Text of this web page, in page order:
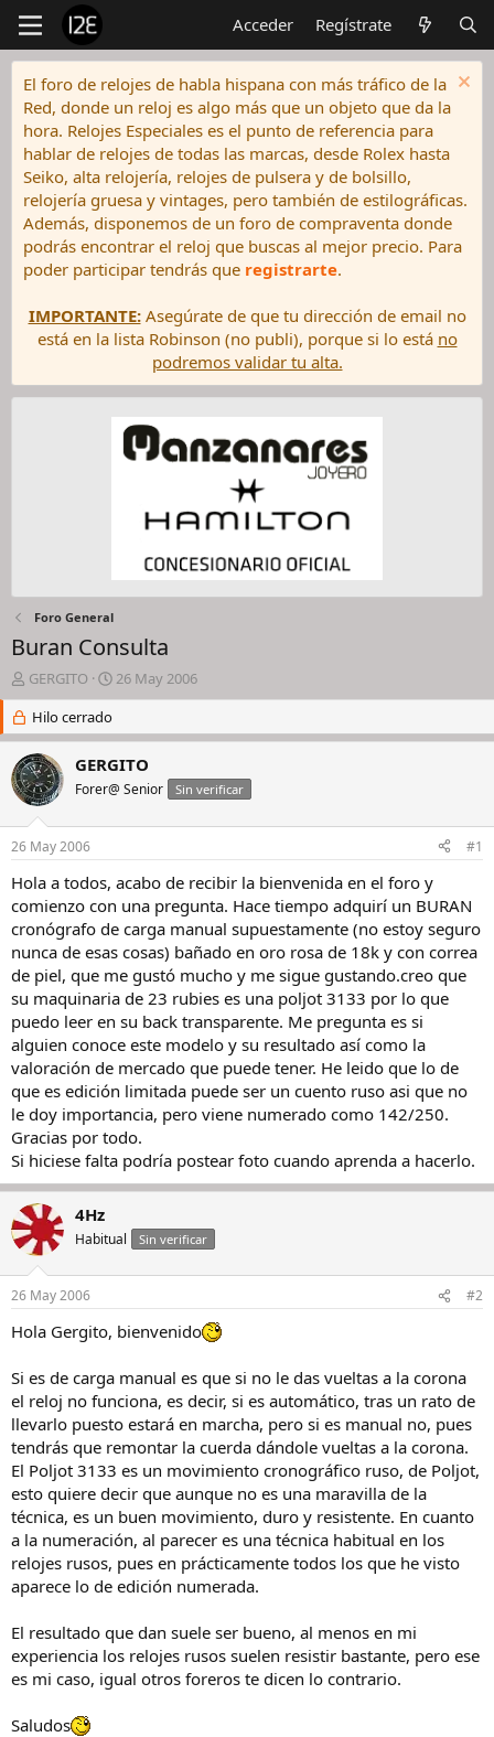
Acceder Regístrate
El foro de relojes de habla hispana con más tráfico de la
Red, donde un reloj es algo más que un objeto que da la
hora. Relojes Especiales es el punto de referencia para
hablar de relojes de todas las marcas, desde Rolex hasta
Seiko, alta relojería, relojes de pulsera y de bolsillo,
relojería gruesa y vintages, pero también de estilográficas.
Además, disponemos de un foro de compraventa donde
podrás encontrar el reloj que buscas al mejor precio. Para
poder participar tendrás que registrarte.
IMPORTANTE:Asegúrate de que tu dirección de email no
está en la lista Robinson (no publi), porque si lo está no
podremos validar tu alta.
Foro General
Buran Consulta
I
n
c
i
a
d
o
d
e
l
h
i
l
o
GERGITO
F
e
h
a
d
e
i
c
i
o
26 May 2006
Hilo cerrado
GERGITO
Forer@ Senior Sin verificar
26 May 2006 #1
Hola a todos, acabo de recibir la bienvenida en el foro y
comienzo con una pregunta. Hace tiempo adquirí un BURAN
cronógrafo de carga manual supuestamente (no estoy seguro
nunca de esas cosas) bañado en oro rosa de 18k y con correa
de piel, que me gustó mucho y me sigue gustando.creo que
su maquinaria de 23 rubies es una poljot 3133 por lo que
puedo leer en su back transparente. Me pregunta es si
alguien conoce este modelo y su resultado así como la
valoración de mercado que puede tener. He leido que lo de
que es edición limitada puede ser un cuento ruso asi que no
le doy importancia, pero viene numerado como 142/250.
Gracias por todo.
Si hiciese falta podría postear foto cuando aprenda a hacerlo.
4Hz
Habitual Sin verificar
26 May 2006 #2
Hola Gergito, bienvenido
Si es de carga manual es que si no le das vueltas a la corona
el reloj no funciona, es decir, si es automático, tras un rato de
llevarlo puesto estará en marcha, pero si es manual no, pues
tendrás que remontar la cuerda dándole vueltas a la corona.
El Poljot 3133 es un movimiento cronográfico ruso, de Poljot,
esto quiere decir que aunque no es una maravilla de la
técnica, es un buen movimiento, duro y resistente. En cuanto
a la numeración, al parecer es una técnica habitual en los
relojes rusos, pues en prácticamente todos los que he visto
aparece lo de edición numerada.
El resultado que dan suele ser bueno, al menos en mi
experiencia los relojes rusos suelen resistir bastante, pero ese
es mi caso, igual otros foreros te dicen lo contrario.
Saludos